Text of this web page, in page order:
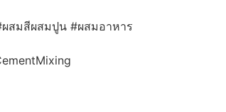
สมสีผสมปูน #ผสมอาหาร